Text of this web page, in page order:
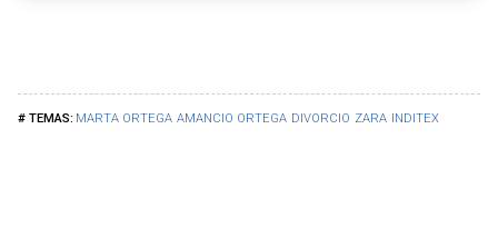
MARTA ORTEGA AMANCIO ORTEGA DIVORCIO ZARA INDITEX